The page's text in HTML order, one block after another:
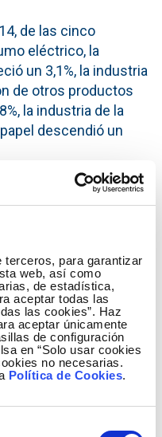
para garantizar
web, así como
de estadística,
aceptar todas las
las cookies”. Haz
aceptar únicamente
de configuración
en “Solo usar cookies
no necesarias.
Política de Cookies.
de las cinco
eléctrico, la
un 3,1%, la industria
de otros productos
la industria de la
descendió un
más han aportado al
grandes empresas
del 3,1%, la
de agua (10,7%),
motor, remolques y
de otros
(3,8%) y la
y plásticos
se pueden
IREen la